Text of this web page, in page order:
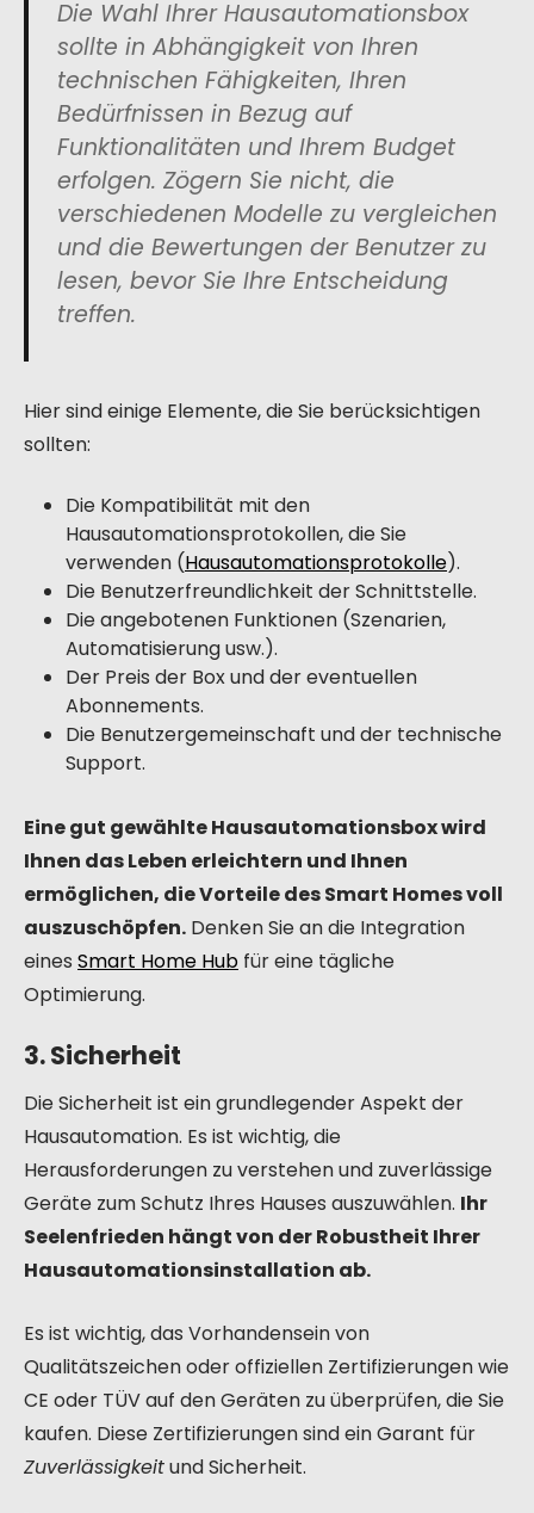
Die Wahl Ihrer Hausautomationsbox
sollte in Abhängigkeit von Ihren
technischen Fähigkeiten, Ihren
Bedürfnissen in Bezug auf
Funktionalitäten und Ihrem Budget
erfolgen. Zögern Sie nicht, die
verschiedenen Modelle zu vergleichen
und die Bewertungen der Benutzer zu
lesen, bevor Sie Ihre Entscheidung
treffen.
Hier sind einige Elemente, die Sie berücksichtigen
sollten:
Die Kompatibilität mit den
Hausautomationsprotokollen, die Sie
verwenden (Hausautomationsprotokolle).
Die Benutzerfreundlichkeit der Schnittstelle.
Die angebotenen Funktionen (Szenarien,
Automatisierung usw.).
Der Preis der Box und der eventuellen
Abonnements.
Die Benutzergemeinschaft und der technische
Support.
Eine gut gewählte Hausautomationsbox wird
Ihnen das Leben erleichtern und Ihnen
ermöglichen, die Vorteile des Smart Homes voll
auszuschöpfen. Denken Sie an die Integration
eines Smart Home Hub für eine tägliche
Optimierung.
3. Sicherheit
Die Sicherheit ist ein grundlegender Aspekt der
Hausautomation. Es ist wichtig, die
Herausforderungen zu verstehen und zuverlässige
Geräte zum Schutz Ihres Hauses auszuwählen. Ihr
Seelenfrieden hängt von der Robustheit Ihrer
Hausautomationsinstallation ab.
Es ist wichtig, das Vorhandensein von
Qualitätszeichen oder offiziellen Zertifizierungen wie
CE oder TÜV auf den Geräten zu überprüfen, die Sie
kaufen. Diese Zertifizierungen sind ein Garant für
Zuverlässigkeitund Sicherheit.